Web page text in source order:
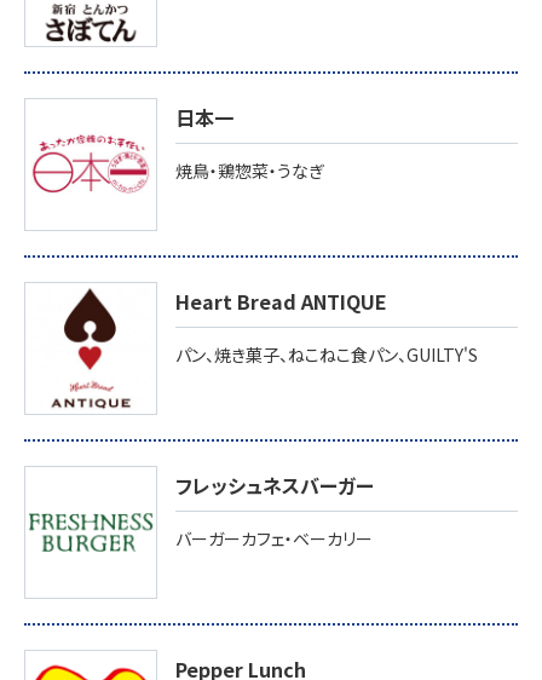
日本一
焼鳥・鶏惣菜・うなぎ
Heart Bread ANTIQUE
パン、焼き菓子、ねこねこ食パン、GUILTY'S
フレッシュネスバーガー
バーガーカフェ・ベーカリー
Pepper Lunch